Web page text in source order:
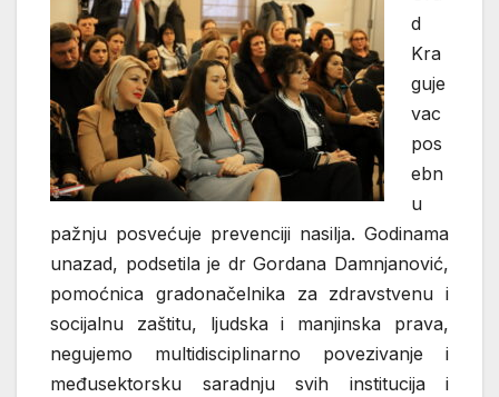
d
Kra
guje
vac
pos
ebn
u
pažnju posvećuje prevenciji nasilja. Godinama
unazad, podsetila je dr Gordana Damnjanović,
pomoćnica gradonačelnika za zdravstvenu i
socijalnu zaštitu, ljudska i manjinska prava,
negujemo multidisciplinarno povezivanje i
međusektorsku saradnju svih institucija i